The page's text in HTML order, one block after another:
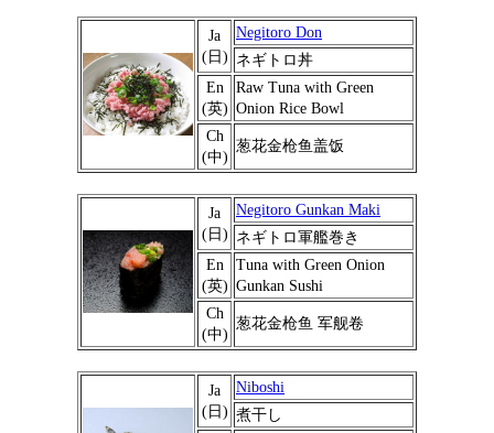
Ja
(日)
Negitoro Don
ネギトロ丼
En
(英)
Raw Tuna with Green
Onion Rice Bowl
Ch
(中)
葱花金枪鱼盖饭
Ja
(日)
Negitoro Gunkan Maki
ネギトロ軍艦巻き
En
(英)
Tuna with Green Onion
Gunkan Sushi
Ch
(中)
葱花金枪鱼 军舰卷
Ja
(日)
Niboshi
煮干し